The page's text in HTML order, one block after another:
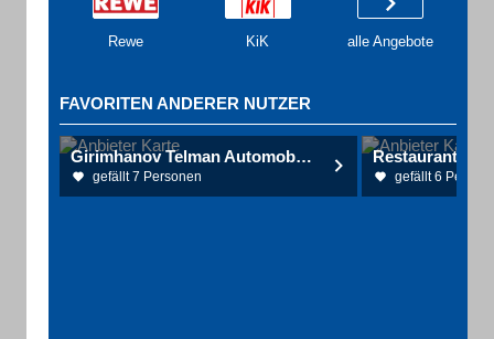
Rewe KiK alle Angebote
FAVORITEN ANDERER NUTZER
Girimhanov Telman Automobilkaufmann
gefällt 7 Personen gefällt 6